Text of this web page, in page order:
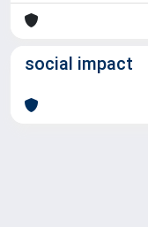
social impact